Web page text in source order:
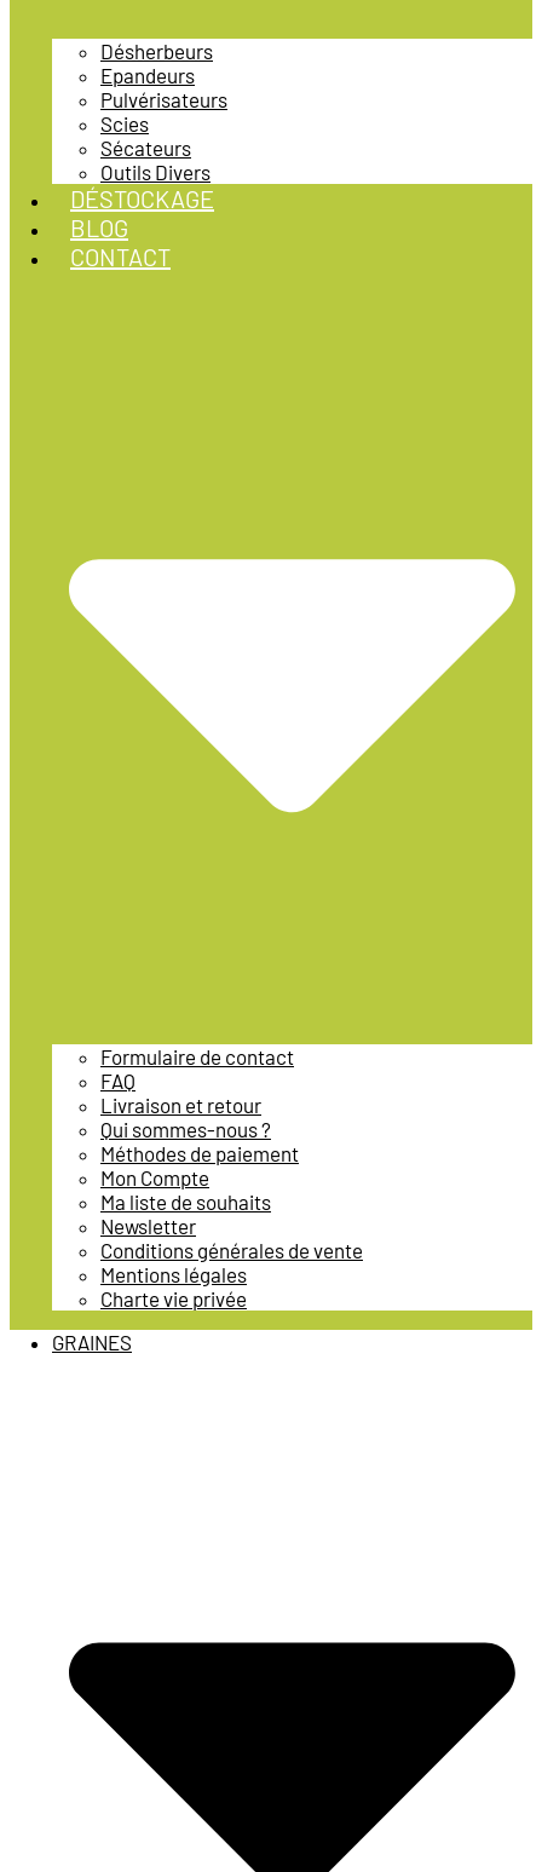
Désherbeurs
Epandeurs
Pulvérisateurs
Scies
Sécateurs
Outils Divers
DÉSTOCKAGE
BLOG
CONTACT
Formulaire de contact
FAQ
Livraison et retour
Qui sommes-nous ?
Méthodes de paiement
Mon Compte
Ma liste de souhaits
Newsletter
Conditions générales de vente
Mentions légales
Charte vie privée
GRAINES